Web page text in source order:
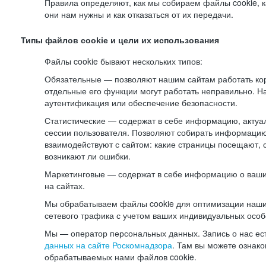
Правила определяют, как мы собираем файлы cookie,
они нам нужны и как отказаться от их передачи.
Типы файлов cookie и цели их использования
Файлы cookie бывают нескольких типов:
Обязательные — позволяют нашим сайтам работать
отдельные его функции могут работать неправильно.
аутентификация или обеспечение безопасности.
Статистические — содержат в себе информацию,
сессии пользователя. Позволяют собирать
взаимодействуют с сайтом: какие страницы посещают,
возникают ли ошибки.
Маркетинговые — содержат в себе информацию о
на сайтах.
Мы обрабатываем файлы cookie для оптимизации
сетевого трафика с учетом ваших индивидуальных
Мы — оператор персональных данных. Запись о нас
данных на сайте Роскомнадзора. Там вы можете
обрабатываемых нами файлов cookie.